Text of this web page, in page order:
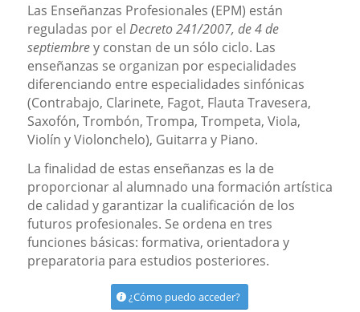
Las Enseñanzas Profesionales (EPM) están
reguladas por el Decreto 241/2007, de 4 de
septiembrey constan de un sólo ciclo. Las
enseñanzas se organizan por especialidades
diferenciando entre especialidades sinfónicas
(Contrabajo, Clarinete, Fagot, Flauta Travesera,
Saxofón, Trombón, Trompa, Trompeta, Viola,
Violín y Violonchelo), Guitarra y Piano.
La finalidad de estas enseñanzas es la de
proporcionar al alumnado una formación artística
de calidad y garantizar la cualificación de los
futuros profesionales. Se ordena en tres
funciones básicas: formativa, orientadora y
preparatoria para estudios posteriores.
¿Cómo puedo acceder?